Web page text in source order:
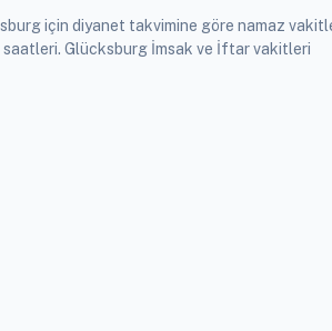
için diyanet takvimine göre namaz
saatleri. Glücksburg İmsak ve İftar vakitleri